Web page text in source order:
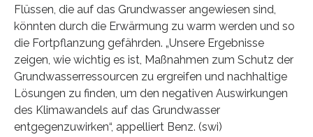
Flüssen, die auf das Grundwasser angewiesen sind,
könnten durch die Erwärmung zu warm werden und so
die Fortpflanzung gefährden. „Unsere Ergebnisse
zeigen, wie wichtig es ist, Maßnahmen zum Schutz der
Grundwasserressourcen zu ergreifen und nachhaltige
Lösungen zu finden, um den negativen Auswirkungen
des Klimawandels auf das Grundwasser
entgegenzuwirken“, appelliert Benz. (swi)